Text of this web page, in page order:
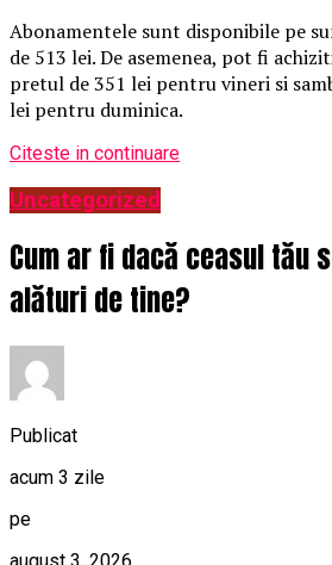
Abonamentele sunt disponibile pe
de 513 lei. De asemenea, pot fi
pretul de 351 lei pentru vineri si
lei pentru duminica.
Citeste in continuare
Uncategorized
Cum ar fi dacă ceasul tău
alături de tine?
Publicat
acum 3 zile
pe